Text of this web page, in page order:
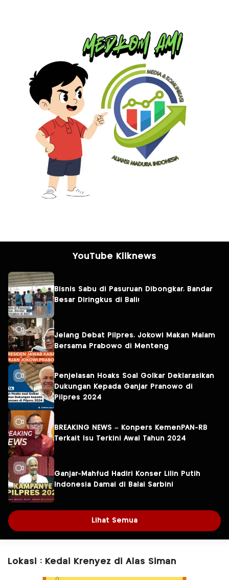
YouTube Kliknews
Bisnis Sabu di Pasuruan Dibongkar, Bandar
Besar Diringkus di Bali!
Jelang Debat Pilpres, Jokowi Makan Malam
Bersama Prabowo di Menteng
Penjelasan Hoaks Soal Golkar Deklarasikan
Dukungan Kepada Ganjar Pranowo di
Pilpres 2024
BREAKING NEWS – Konpers KemenPAN-RB
Terkait Isu Terkini Awal Tahun 2024
Ganjar-Mahfud Hadiri Konser Lilin Putih
Indonesia Damai di Balai Sarbini
Lihat Semua
Lokasi : Kedai Krenyez di Alas Siman